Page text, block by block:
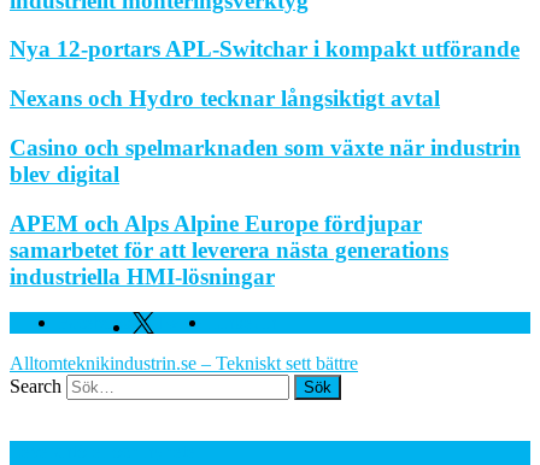
Nya 12-portars APL-Switchar i kompakt utförande
Nexans och Hydro tecknar långsiktigt avtal
Casino och spelmarknaden som växte när industrin
blev digital
APEM och Alps Alpine Europe fördjupar
samarbetet för att leverera nästa generations
industriella HMI-lösningar
Facebook Twitter
Alltomteknikindustrin.se – Tekniskt sett bättre
Search